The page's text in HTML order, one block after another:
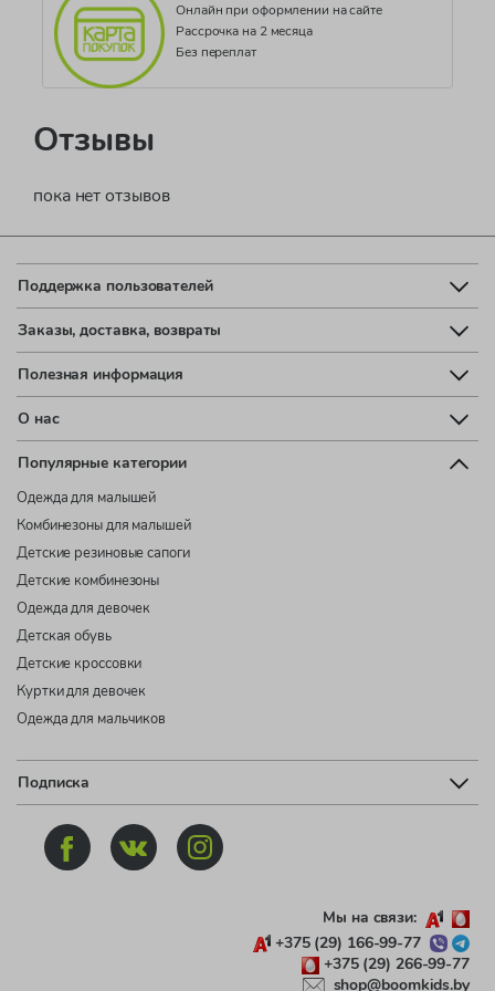
Онлайн при оформлении на сайте
Рассрочка на 2 месяца
Без переплат
Отзывы
пока нет отзывов
Поддержка пользователей
Заказы, доставка, возвраты
Полезная информация
О нас
Популярные категории
Одежда для малышей
Комбинезоны для малышей
Детские резиновые сапоги
Детские комбинезоны
Одежда для девочек
Детская обувь
Детские кроссовки
Куртки для девочек
Одежда для мальчиков
Подписка
Мы на связи:
+375 (29) 166-99-77
+375 (29) 266-99-77
shop@boomkids.by